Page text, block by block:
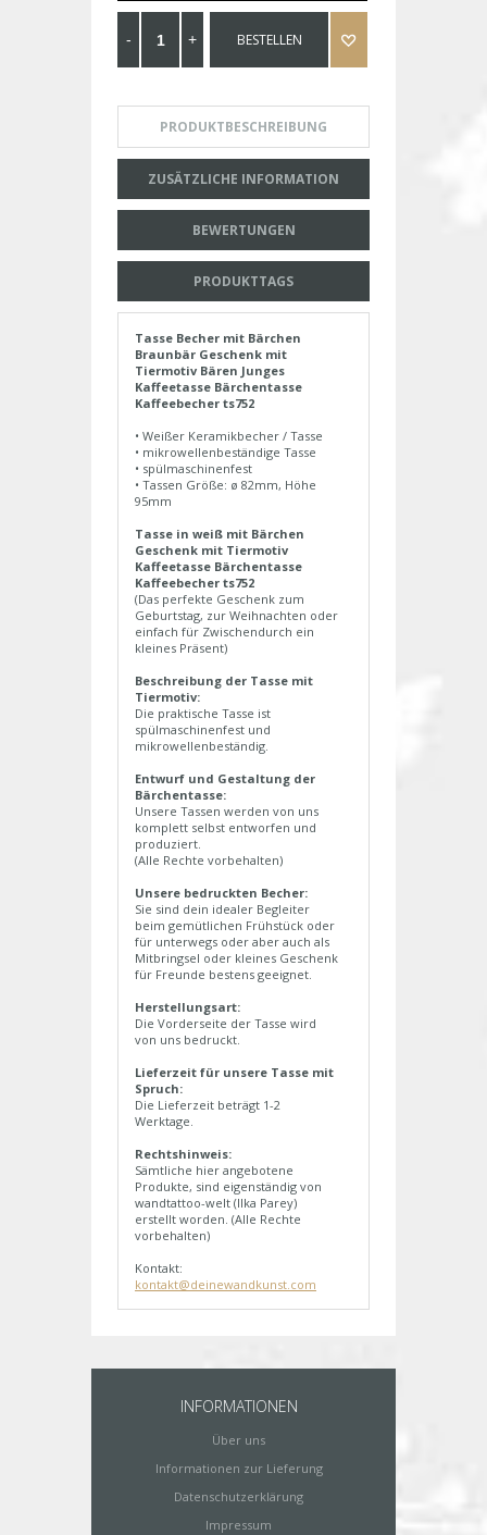
BESTELLEN
PRODUKTBESCHREIBUNG
ZUSÄTZLICHE INFORMATION
BEWERTUNGEN
PRODUKTTAGS
Tasse Becher mit Bärchen
Braunbär Geschenk mit
Tiermotiv Bären Junges
Kaffeetasse Bärchentasse
Kaffeebecher ts752
• Weißer Keramikbecher / Tasse
• mikrowellenbeständige Tasse
• spülmaschinenfest
• Tassen Größe: ø 82mm, Höhe
95mm
Tasse in weiß mit Bärchen
Geschenk mit Tiermotiv
Kaffeetasse Bärchentasse
Kaffeebecher ts752
(Das perfekte Geschenk zum
Geburtstag, zur Weihnachten oder
einfach für Zwischendurch ein
kleines Präsent)
Beschreibung der Tasse mit
Tiermotiv:
Die praktische Tasse ist
spülmaschinenfest und
mikrowellenbeständig.
Entwurf und Gestaltung der
Bärchentasse:
Unsere Tassen werden von uns
komplett selbst entworfen und
produziert.
(Alle Rechte vorbehalten)
Unsere bedruckten Becher:
Sie sind dein idealer Begleiter
beim gemütlichen Frühstück oder
für unterwegs oder aber auch als
Mitbringsel oder kleines Geschenk
für Freunde bestens geeignet.
Herstellungsart:
Die Vorderseite der Tasse wird
von uns bedruckt.
Lieferzeit für unsere Tasse mit
Spruch:
Die Lieferzeit beträgt 1-2
Werktage.
Rechtshinweis:
Sämtliche hier angebotene
Produkte, sind eigenständig von
wandtattoo-welt (Ilka Parey)
erstellt worden. (Alle Rechte
vorbehalten)
Kontakt:
kontakt@deinewandkunst.com
INFORMATIONEN
Über uns
Informationen zur Lieferung
Datenschutzerklärung
Impressum